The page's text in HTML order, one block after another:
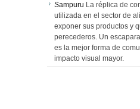
Sampuru La réplica de
utilizada en el sector de
exponer sus productos y
perecederos. Un
es la mejor forma de
impacto visual mayor.